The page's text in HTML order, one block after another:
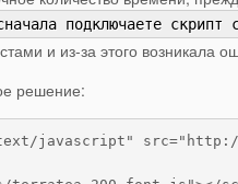
подключаете
и из-за этого возникала
решение:
javascript"